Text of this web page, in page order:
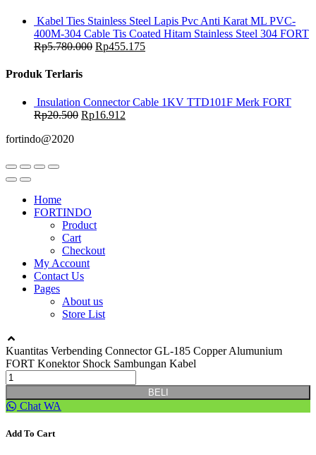
Kabel Ties Stainless Steel Lapis Pvc Anti Karat ML PVC-
400M-304 Cable Tis Coated Hitam Stainless Steel 304 FORT
Rp5.780.000 Rp455.175
Produk Terlaris
Insulation Connector Cable 1KV TTD101F Merk FORT
Rp20.500 Rp16.912
fortindo@2020
Home
FORTINDO
Product
Cart
Checkout
My Account
Contact Us
Pages
About us
Store List
Kuantitas Verbending Connector GL-185 Copper Alumunium
FORT Konektor Shock Sambungan Kabel
BELI
Chat WA
Add To Cart